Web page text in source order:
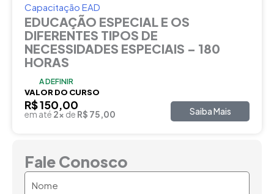
Capacitação EAD
EDUCAÇÃO ESPECIAL E OS
DIFERENTES TIPOS DE
NECESSIDADES ESPECIAIS – 180
HORAS
A DEFINIR
VALOR DO CURSO
R$ 150,00
em até 2x de R$ 75,00 Saiba Mais
Fale Conosco